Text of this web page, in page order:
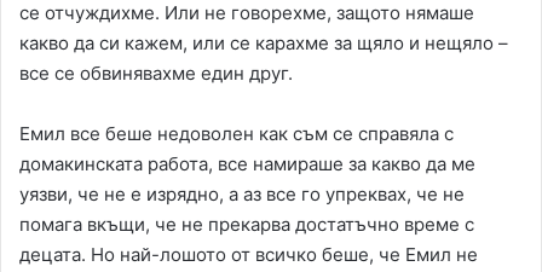
се отчуждихме. Или не говорехме, защото нямаше
какво да си кажем, или се карахме за щяло и нещяло –
все се обвинявахме един друг.
Емил все беше недоволен как съм се справяла с
домакинската работа, все намираше за какво да ме
уязви, че не е изрядно, а аз все го упреквах, че не
помага вкъщи, че не прекарва достатъчно време с
децата. Но най-лошото от всичко беше, че Емил не